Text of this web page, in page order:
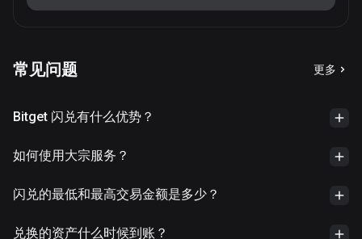
常见问题 更多
Bitget 闪兑有什么优势？
如何使用大宗服务？
闪兑的最低和最高交易金额是多少？
兑换的资产什么时候到账？